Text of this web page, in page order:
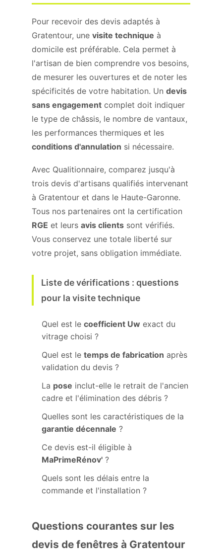
Pour recevoir des devis adaptés à
Gratentour, une visite technique à
domicile est préférable. Cela permet à
l'artisan de bien comprendre vos besoins,
de mesurer les ouvertures et de noter les
spécificités de votre habitation. Un devis
sans engagement complet doit indiquer
le type de châssis, le nombre de vantaux,
les performances thermiques et les
conditions d'annulation si nécessaire.
Avec Qualitionnaire, comparez jusqu'à
trois devis d'artisans qualifiés intervenant
à Gratentour et dans le Haute-Garonne.
Tous nos partenaires ont la certification
RGE et leurs avis clients sont vérifiés.
Vous conservez une totale liberté sur
votre projet, sans obligation immédiate.
Liste de vérifications : questions
pour la visite technique
Quel est le coefficient Uw exact du
vitrage choisi ?
Quel est le temps de fabrication après
validation du devis ?
La pose inclut-elle le retrait de l'ancien
cadre et l'élimination des débris ?
Quelles sont les caractéristiques de la
garantie décennale ?
Ce devis est-il éligible à
MaPrimeRénov' ?
Quels sont les délais entre la
commande et l'installation ?
Questions courantes sur les
devis de fenêtres à Gratentour